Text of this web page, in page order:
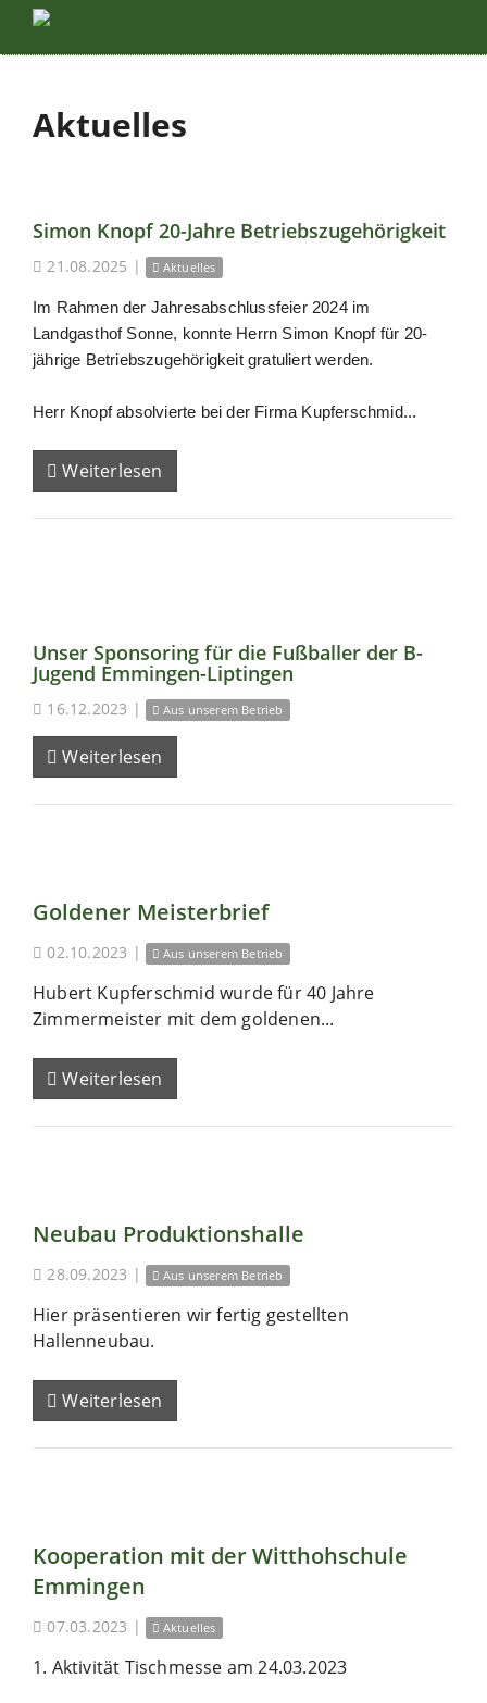
Aktuelles
Simon Knopf 20-Jahre Betriebszugehörigkeit
21.08.2025 | Aktuelles
Im Rahmen der Jahresabschlussfeier 2024 im
Landgasthof Sonne, konnte Herrn Simon Knopf für 20-
jährige Betriebszugehörigkeit gratuliert werden.
Herr Knopf absolvierte bei der Firma Kupferschmid...
Weiterlesen
Unser Sponsoring für die Fußballer der B-
Jugend Emmingen-Liptingen
16.12.2023 | Aus unserem Betrieb
Weiterlesen
Goldener Meisterbrief
02.10.2023 | Aus unserem Betrieb
Hubert Kupferschmid wurde für 40 Jahre
Zimmermeister mit dem goldenen...
Weiterlesen
Neubau Produktionshalle
28.09.2023 | Aus unserem Betrieb
Hier präsentieren wir fertig gestellten
Hallenneubau.
Weiterlesen
Kooperation mit der Witthohschule
Emmingen
07.03.2023 | Aktuelles
1. Aktivität Tischmesse am 24.03.2023